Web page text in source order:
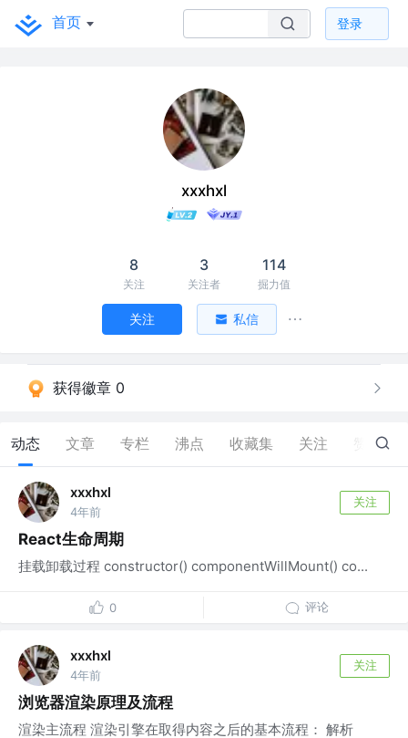
首页 登录
xxxhxl
8
关注
3
关注者
114
掘力值
关注 私信
获得徽章 0
动态 文章 专栏 沸点 收藏集 关注 2
xxxhxl
4年前
关注
React生命周期
挂载卸载过程 constructor() componentWillMount() co...
0 评论
xxxhxl
4年前
关注
浏览器渲染原理及流程
渲染主流程 渲染引擎在取得内容之后的基本流程： 解析